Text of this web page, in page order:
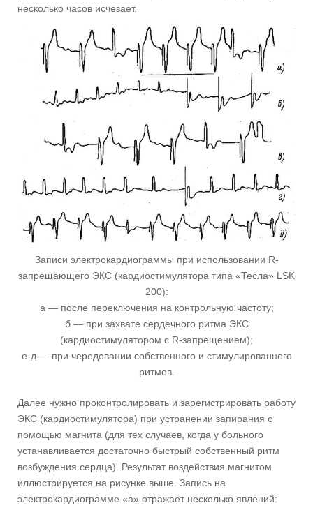
несколько часов исчезает.
Записи электрокардиограммы при использовании R-
запрещающего ЭКС (кардиостимулятора типа «Тесла» LSK
200):
а — после переключения на контрольную частоту;
б — при захвате сердечного ритма ЭКС
(кардиостимулятором с R-запрещением);
е-д — при чередовании собственного и стимулированного
ритмов.
Далее нужно проконтролировать и зарегистрировать работу
ЭКС (кардиостимулятора) при устранении запирания с
помощью магнита (для тех случаев, когда у больного
устанавливается достаточно быстрый собственный ритм
возбуждения сердца). Результат воздействия магнитом
иллюстрируется на рисунке выше. Запись на
электрокардиограмме «а» отражает несколько явлений: